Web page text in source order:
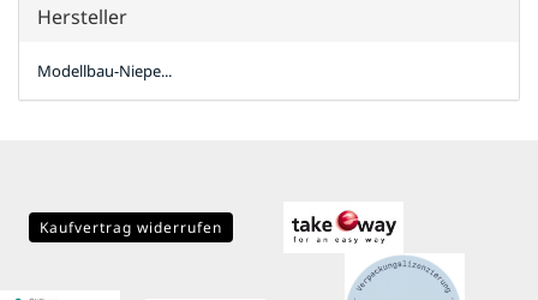
Hersteller
Modellbau-Niepe...
Kaufvertrag widerrufen